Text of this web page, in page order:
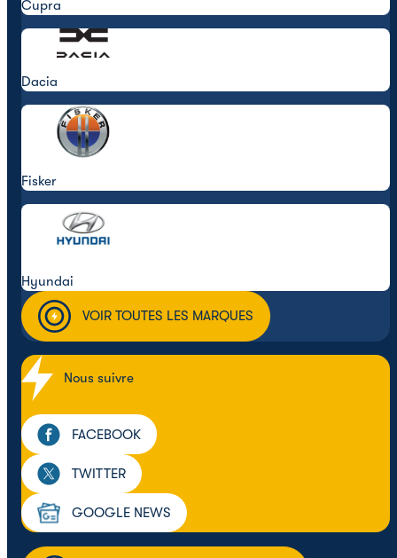
Cupra
Dacia
Fisker
Hyundai
VOIR TOUTES LES MARQUES
Nous suivre
FACEBOOK
TWITTER
GOOGLE NEWS